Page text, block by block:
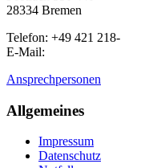
28334 Bremen
Telefon: +49 421 218-
E-Mail:
Ansprechpersonen
Allgemeines
Impressum
Datenschutz